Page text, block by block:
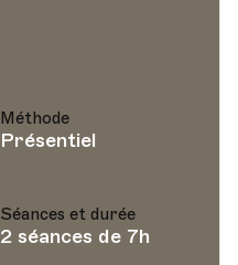
Méthode
Présentiel
Séances et durée
2 séances de 7h